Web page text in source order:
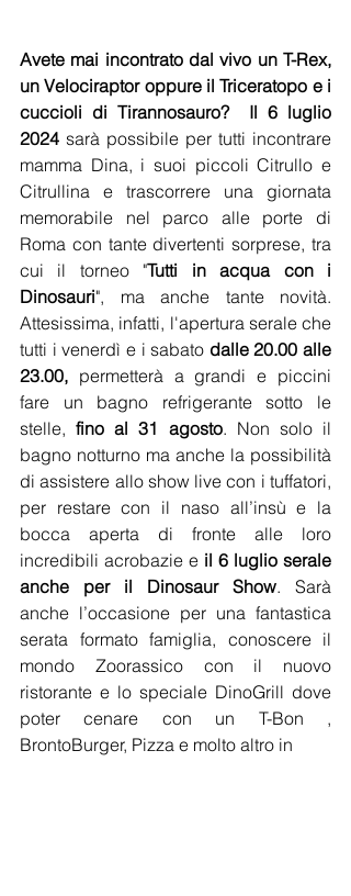
Avete mai incontrato dal vivo un T-Rex,
un Velociraptor oppure il Triceratopo e i
cuccioli di Tirannosauro?
Il 6 luglio
2024 sarà possibile per tutti incontrare
mamma Dina, i suoi piccoli Citrullo e
Citrullina e trascorrere una giornata
memorabile nel parco alle porte di
Roma con tante divertenti sorprese, tra
cui il torneo "Tutti in acqua con i
Dinosauri", ma anche tante novità.
Attesissima, infatti, l'apertura serale che
tutti i venerdì e i sabato dalle 20.00 alle
23.00, permetterà a grandi e piccini
fare un bagno refrigerante sotto le
stelle, fino al 31 agosto. Non solo il
bagno notturno ma anche la possibilità
di assistere allo show live con i tuffatori,
per restare con il naso all’insù e la
bocca aperta di fronte alle loro
incredibili acrobazie e il 6 luglio serale
anche per il Dinosaur Show. Sarà
anche l’occasione per una fantastica
serata formato famiglia, conoscere il
mondo Zoorassico con il nuovo
ristorante e lo speciale DinoGrill dove
poter cenare con un T-Bon ,
BrontoBurger, Pizza e molto altro in